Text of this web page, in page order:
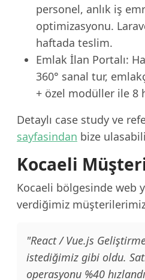
personel, anlık iş
optimizasyonu.
haftada teslim.
Emlak İlan Portalı:
360° sanal tur,
+ özel modüller ile 8
Detaylı case study ve
sayfasindan bize
Kocaeli
Kocaeli bölgesinde web
verdiğimiz
"React / Vue.js
istediğimiz gibi oldu.
operasyonu %40